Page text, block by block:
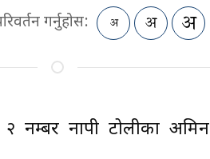
गर्नुहोस:
२ नम्बर नापी टोलीका अमिन